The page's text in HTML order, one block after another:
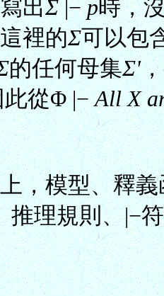
出Σ|−p時，
裡的Σ可以包
的任何母集Σ'
此從Φ |−All X
，模型、釋
推理規則、|−